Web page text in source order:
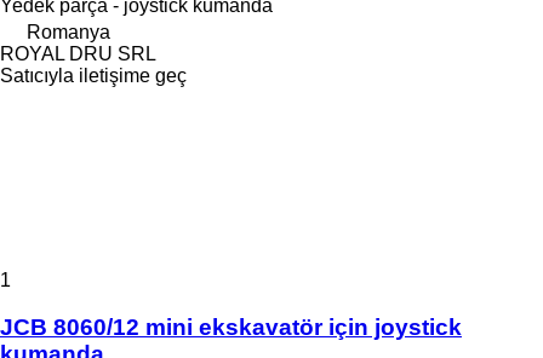
Yedek parça - joystick kumanda
Romanya
ROYAL DRU SRL
Satıcıyla iletişime geç
1
JCB 8060/12 mini ekskavatör için joystick